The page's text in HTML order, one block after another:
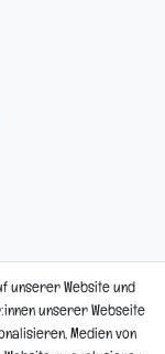
unserer Website und
unserer Webseite
Medien von